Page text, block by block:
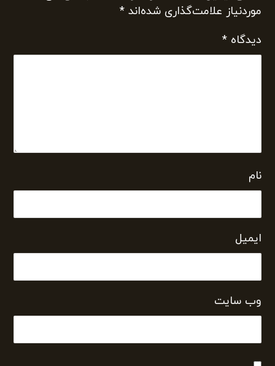
موردنیاز علامت‌گذاری شده‌اند*
دیدگاه*
نام
ایمیل
وب‌ سایت